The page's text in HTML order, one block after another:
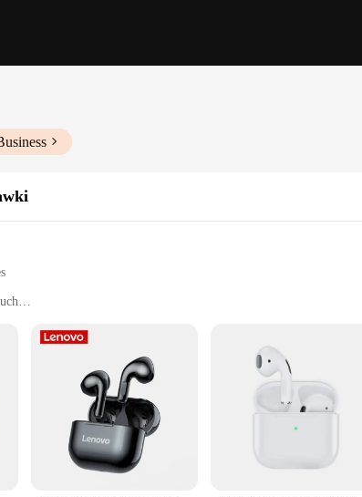
for seamless connectivity and superior sound quality
ear tips for a personalized fit
designed to deliver crystal-clear sound with deep bass and crisp
from interference. Whether you're listening to your favorite
to last. The robust plastic and silicone construction withstands
extended periods of wear. The earbuds come with multiple ear